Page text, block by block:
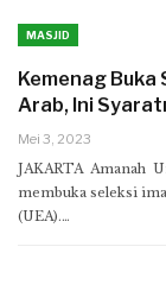
MASJID
Kemenag Buka
Arab, Ini
Mei 3, 2023
JAKARTA Amanah
membuka seleksi
(UEA).…